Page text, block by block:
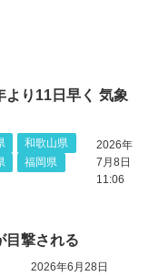
より11日早く 気象
和歌山県
福岡県
2026年
7月8日
11:06
目撃される
2026年6月28日